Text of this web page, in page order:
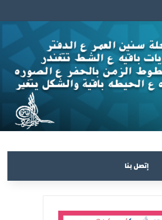
إتصل بنا